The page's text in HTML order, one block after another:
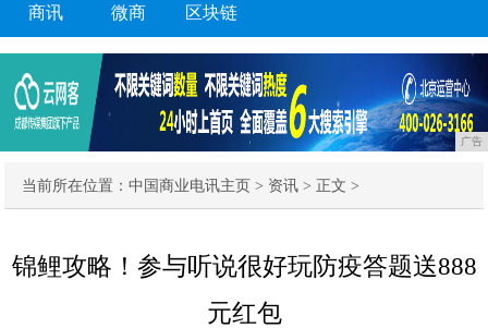
商讯 微商 区块链
广告
当前所在位置：中国商业电讯主页 > 资讯 > 正文 >
锦鲤攻略！参与听说很好玩防疫答题送888
元红包